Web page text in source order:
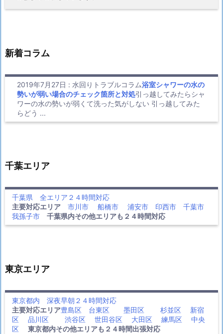
新着コラム
2019年7月27日 : 水回りトラブルコラム浴室シャワーの水の
勢いが弱い場合のチェック箇所と対処引っ越してみたらシャ
ワーの水の勢いが弱くて洗った気がしない 引っ越してみた
らどう ...
千葉エリア
千葉県 全エリア２４時間対応
主要対応エリア
市川市 船橋市 浦安市 印西市
千葉市
我孫子市
千葉県内その他エリアも２４時間対応
東京エリア
東京都内 深夜早朝２４時間対応
主要対応エリア豊島区 台東区 墨田区 杉並区
新宿
区
品川区 渋谷区 世田谷区 大田区 練馬区
中央
区
東京都内その他エリアも２４時間出張対応